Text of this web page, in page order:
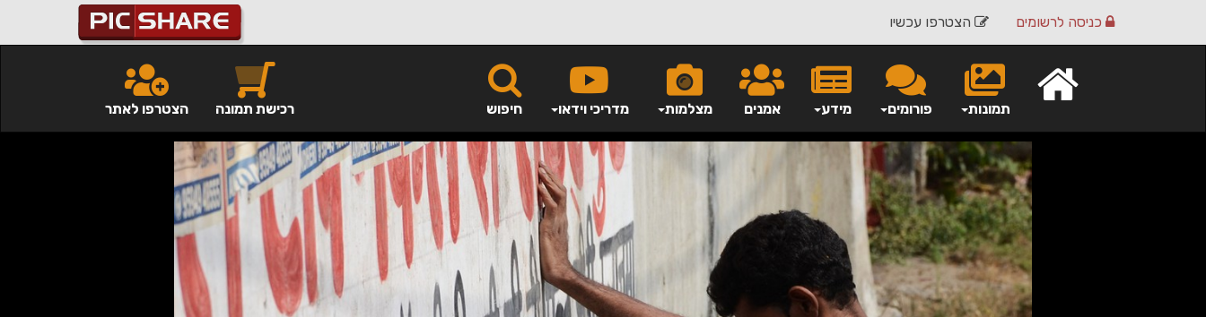
הצטרפו עכשיו כניסה לרשומים
חיפוש מדריכי וידאו מצלמות אמנים מידע פורומים תמונות הצטרפו לאתר רכישת תמונה